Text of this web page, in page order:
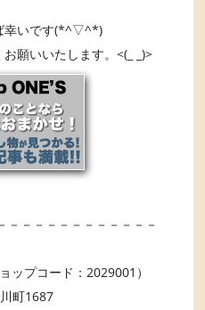
幸いです(*^▽^*)
願いいたします。<(_ _)>
－－－－－－－－－－－
ップコード：2029001）
町1687